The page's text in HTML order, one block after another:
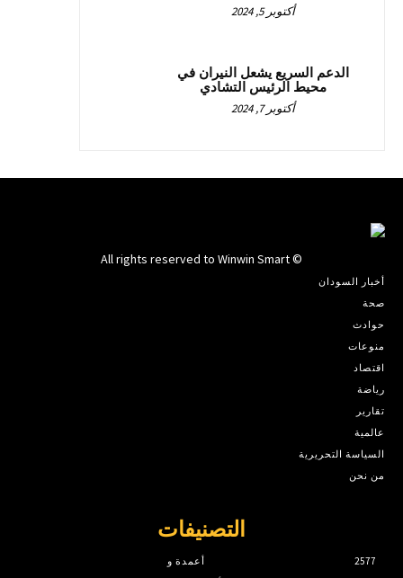
أكتوبر 5, 2024
الدعم السريع يشعل النيران في
محيط الرئيس التشادي
أكتوبر 7, 2024
© All rights reserved to Winwin Smart
أخبار السودان
صحة
حوادث
منوعات
اقتصاد
رياضة
تقارير
عالمية
السياسة التحريرية
من نحن
التصنيفات
أعمدة و
2577